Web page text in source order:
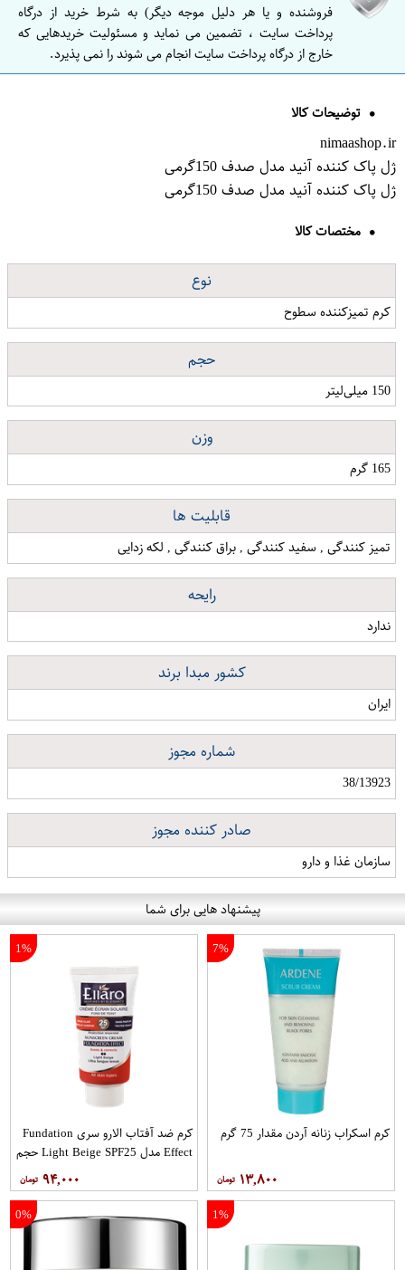
فروشنده و یا هر دلیل موجه دیگر) به شرط خرید از درگاه
پرداخت سایت ، تضمین می نماید و مسئولیت خریدهایی که
خارج از درگاه پرداخت سایت انجام می شوند را نمی پذیرد.
توضیحات کالا
nimaashop.ir
ژل پاک کننده آنید مدل صدف 150گرمی
ژل پاک کننده آنید مدل صدف 150گرمی
مختصات کالا
نوع
کرم تمیزکننده سطوح
حجم
150 میلی‌لیتر
وزن
165 گرم
قابلیت ها
تمیز کنندگی , سفید کنندگی , براق کنندگی , لکه زدایی
رایحه
ندارد
کشور مبدا برند
ایران
شماره مجوز
38/13923
صادر کننده مجوز
سازمان غذا و دارو
پیشنهاد هایی برای شما
7%
کرم اسکراب زنانه آردن مقدار 75 گرم
۱۳,۸۰۰
1%
کرم ضد آفتاب الارو سری Fundation
Effect مدل Light Beige SPF25 حجم
۹۴,۰۰۰
1%
0%